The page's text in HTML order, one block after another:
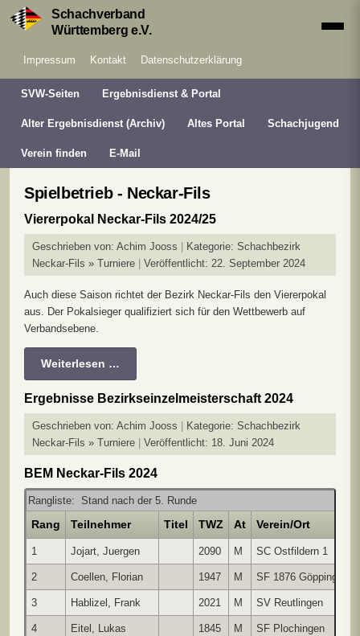
Schachverband
Württemberg e.V.
Impressum Kontakt Datenschutzerklärung
SVW-Seiten Ergebnisdienst & Portal
Alter Ergebnisdienst (Archiv) Altes Portal Schachjugend
Verein finden E-Mail
Spielbetrieb - Neckar-Fils
Viererpokal Neckar-Fils 2024/25
Geschrieben von: Achim Jooss Kategorie: Schachbezirk
Neckar-Fils » Turniere
Veröffentlicht: 22. September 2024
Auch diese Saison richtet der Bezirk Neckar-Fils den Viererpokal
aus. Der Pokalsieger qualifiziert sich für den Wettbewerb auf
Verbandsebene.
Weiterlesen …
Ergebnisse Bezirkseinzelmeisterschaft 2024
Geschrieben von: Achim Jooss Kategorie: Schachbezirk
Neckar-Fils » Turniere
Veröffentlicht: 18. Juni 2024
BEM Neckar-Fils 2024
Rangliste: Stand nach der 5. Runde
Rang Teilnehmer Titel TWZ At Verein/Ort
1 Jojart, Juergen 2090 M SC Ostfildern 1
2 Coellen, Florian 1947 M SF 1876 Göpping
3 Hablizel, Frank 2021 M SV Reutlingen
4 Eitel, Lukas 1845 M SF Plochingen